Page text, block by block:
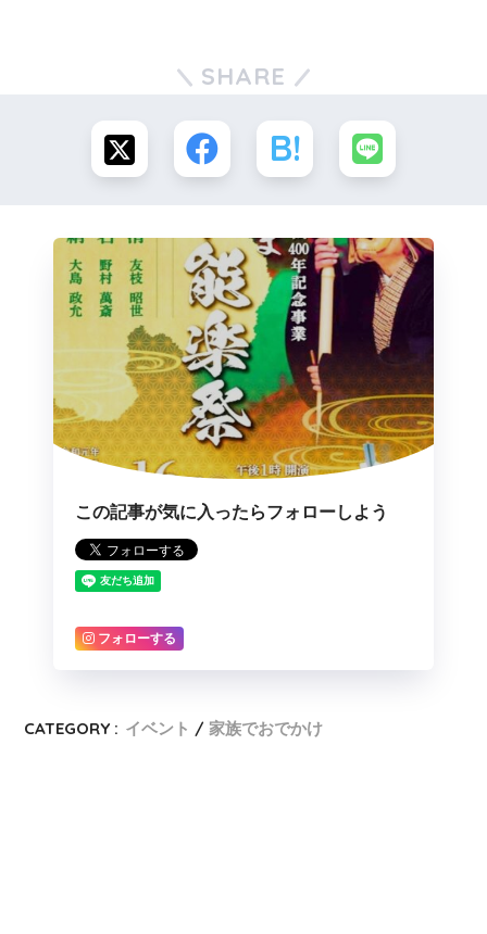
SHARE
この記事が気に入ったらフォローしよう
フォローする
CATEGORY : イベント 家族でおでかけ